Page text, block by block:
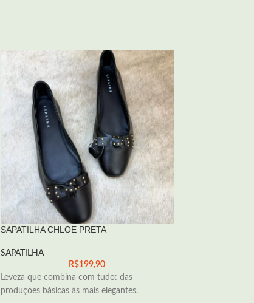
SAPATILHA CHLOE PRETA
SAPATILHA
R$199,90
Leveza que combina com tudo: das
produções básicas às mais elegantes.